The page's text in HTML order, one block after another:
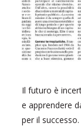
Il futuro è
e apprendere
per il successo.